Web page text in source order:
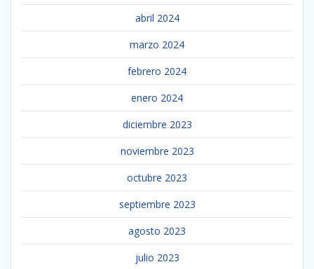
abril 2024
marzo 2024
febrero 2024
enero 2024
diciembre 2023
noviembre 2023
octubre 2023
septiembre 2023
agosto 2023
julio 2023